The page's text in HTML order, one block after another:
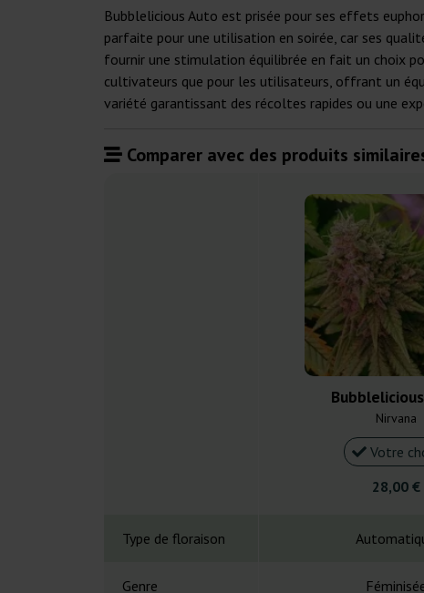
Bubblelicious Auto est prisée pour ses effets
parfaite pour une utilisation en soirée, car ses
fournir une stimulation équilibrée en fait un choix
cultivateurs que pour les utilisateurs, offrant un
variété garantissant des récoltes rapides ou une
Comparer avec des produits
Nirvana
Votre
28,00 €
Type de floraison
Genre